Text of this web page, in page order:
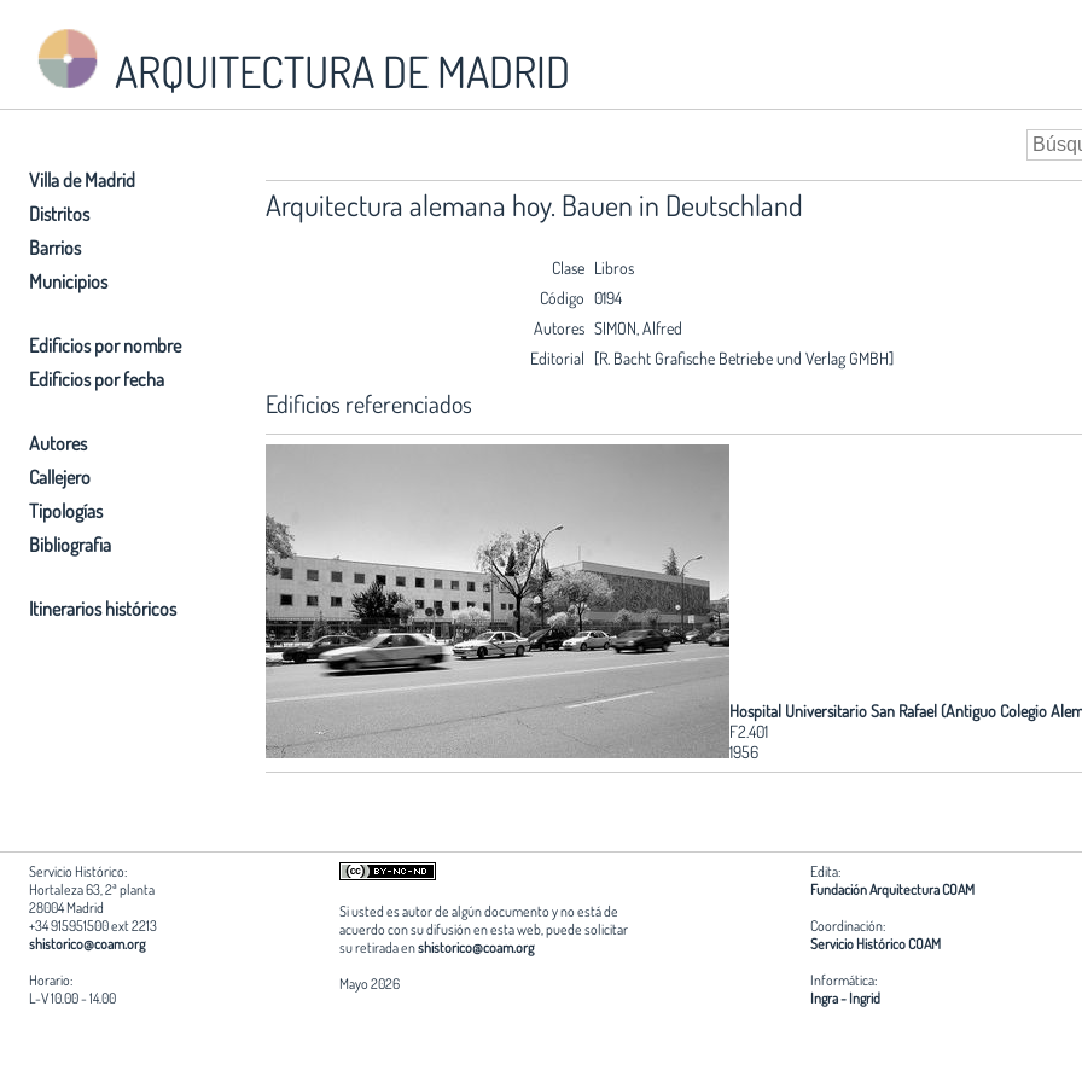
ARQUITECTURA DE MADRID
Villa de Madrid
Distritos
Barrios
Municipios
Edificios por nombre
Edificios por fecha
Autores
Callejero
Tipologías
Bibliografia
Itinerarios históricos
Arquitectura alemana hoy. Bauen in Deutschland
Clase Libros
Código 0194
Autores SIMON, Alfred
Editorial [R. Bacht Grafische Betriebe und Verlag GMBH]
Edificios referenciados
Hospital Universitario San Rafael (Antiguo Colegio
F2.401
1956
Servicio Histórico:
Hortaleza 63, 2ª planta
28004 Madrid
+34 915951500 ext 2213
shistorico@coam.org
Horario:
L-V 10.00 - 14.00
Si usted es autor de algún documento y no está de
acuerdo con su difusión en esta web, puede solicitar
su retirada enshistorico@coam.org
Mayo 2026
Edita:
Fundación Arquitectura COAM
Coordinación:
Servicio Histórico COAM
Informática:
Ingra - Ingrid